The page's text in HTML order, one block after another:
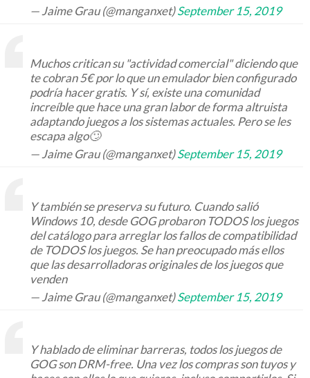
— Jaime Grau (@manganxet)September 15, 2019
Muchos critican su "actividad comercial" diciendo que
te cobran 5€ por lo que un emulador bien configurado
podría hacer gratis. Y sí, existe una comunidad
increíble que hace una gran labor de forma altruista
adaptando juegos a los sistemas actuales. Pero se les
escapa algo🙄
— Jaime Grau (@manganxet)September 15, 2019
Y también se preserva su futuro. Cuando salió
Windows 10, desde GOG probaron TODOS los juegos
del catálogo para arreglar los fallos de compatibilidad
de TODOS los juegos. Se han preocupado más ellos
que las desarrolladoras originales de los juegos que
venden
— Jaime Grau (@manganxet)September 15, 2019
Y hablado de eliminar barreras, todos los juegos de
GOG son DRM-free. Una vez los compras son tuyos y